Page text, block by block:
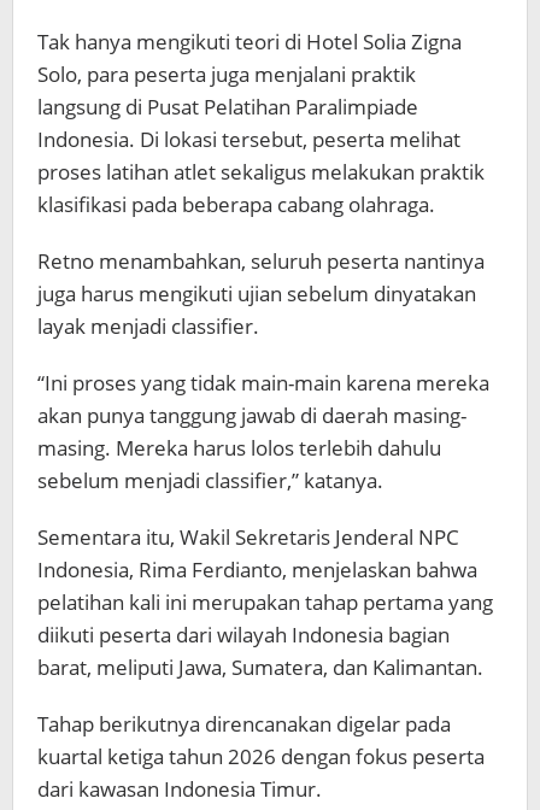
Tak hanya mengikuti teori di Hotel Solia Zigna
Solo, para peserta juga menjalani praktik
langsung di Pusat Pelatihan Paralimpiade
Indonesia. Di lokasi tersebut, peserta melihat
proses latihan atlet sekaligus melakukan praktik
klasifikasi pada beberapa cabang olahraga.
Retno menambahkan, seluruh peserta nantinya
juga harus mengikuti ujian sebelum dinyatakan
layak menjadi classifier.
“Ini proses yang tidak main-main karena mereka
akan punya tanggung jawab di daerah masing-
masing. Mereka harus lolos terlebih dahulu
sebelum menjadi classifier,” katanya.
Sementara itu, Wakil Sekretaris Jenderal NPC
Indonesia, Rima Ferdianto, menjelaskan bahwa
pelatihan kali ini merupakan tahap pertama yang
diikuti peserta dari wilayah Indonesia bagian
barat, meliputi Jawa, Sumatera, dan Kalimantan.
Tahap berikutnya direncanakan digelar pada
kuartal ketiga tahun 2026 dengan fokus peserta
dari kawasan Indonesia Timur.